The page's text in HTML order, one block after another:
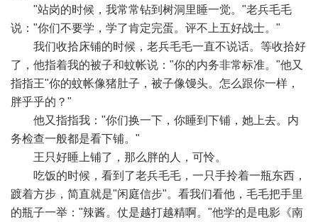
"站岗的时候，我常常钻到树洞里睡一觉。"老兵毛毛
说："你们不要学，学了肯定完蛋。评不上五好战士。"
我们收拾床铺的时候，老兵毛毛一直不说话。等收拾好
了，他指着我的被子和蚊帐说："你的内务非常标准。"他又
指指王"你的蚊帐像猪肚子，被子像馒头。怎么跟你一样，
胖乎乎的？"
他又指指我："你们换一下，你睡到下铺，她上去。内
务检查一般都是看下铺。"
王只好睡上铺了，那么胖的人，可怜。
吃饭的时候，看到了老兵毛毛，一只手拎着一瓶东西，
踱着方步，简直就是"闲庭信步"。看我们看他，毛毛把手里
的瓶子一举："辣酱。仗是越打越精啊。"他学的是电影《南